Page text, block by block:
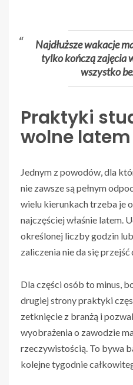
Najdłuższe wakacje
tylko kończą zajęcia
wszystko
Praktyki
wolne latem
Jednym z powodów, dla
nie zawsze są pełnym
wielu kierunkach trzeba je
najczęściej właśnie latem.
określonej liczby godzin
zaliczenia nie da się przejść
Dla części osób to minus,
drugiej strony praktyki
zetknięcie z branżą i
wyobrażenia o zawodzie
rzeczywistością. To bywa
kolejne tygodnie